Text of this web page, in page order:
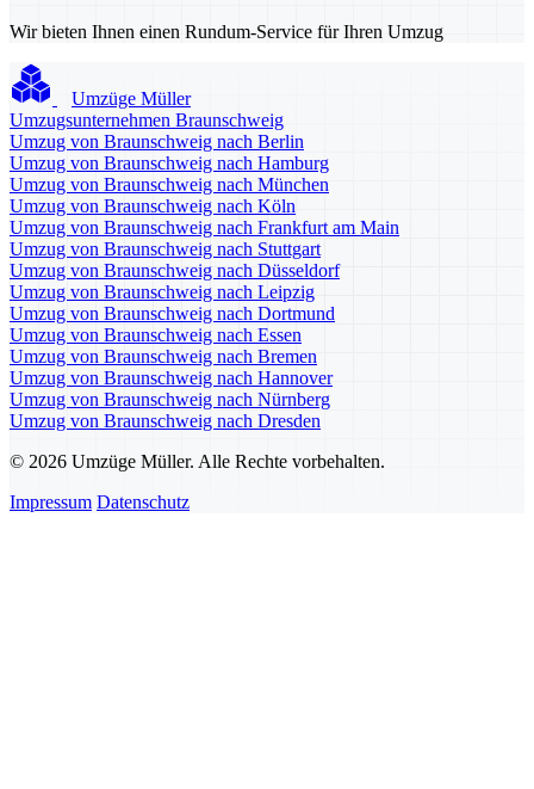
Wir bieten Ihnen einen Rundum-Service für Ihren Umzug
Umzüge Müller
Umzugsunternehmen Braunschweig
Umzug von Braunschweig nach Berlin
Umzug von Braunschweig nach Hamburg
Umzug von Braunschweig nach München
Umzug von Braunschweig nach Köln
Umzug von Braunschweig nach Frankfurt am Main
Umzug von Braunschweig nach Stuttgart
Umzug von Braunschweig nach Düsseldorf
Umzug von Braunschweig nach Leipzig
Umzug von Braunschweig nach Dortmund
Umzug von Braunschweig nach Essen
Umzug von Braunschweig nach Bremen
Umzug von Braunschweig nach Hannover
Umzug von Braunschweig nach Nürnberg
Umzug von Braunschweig nach Dresden
© 2026 Umzüge Müller. Alle Rechte vorbehalten.
Impressum Datenschutz